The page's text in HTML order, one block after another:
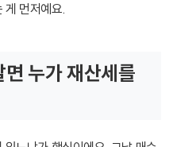
게 먼저예요.
누가 재산세를